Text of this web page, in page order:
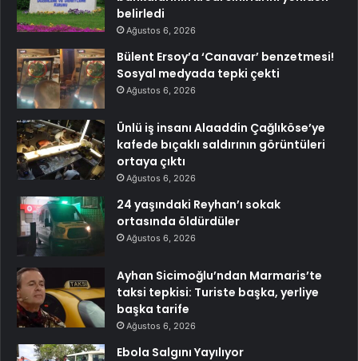
belirledi
Ağustos 6, 2026
Bülent Ersoy’a ‘Canavar’ benzetmesi!
Sosyal medyada tepki çekti
Ağustos 6, 2026
Ünlü iş insanı Alaaddin Çağlıköse’ye
kafede bıçaklı saldırının görüntüleri
ortaya çıktı
Ağustos 6, 2026
24 yaşındaki Reyhan’ı sokak
ortasında öldürdüler
Ağustos 6, 2026
Ayhan Sicimoğlu’ndan Marmaris’te
taksi tepkisi: Turiste başka, yerliye
başka tarife
Ağustos 6, 2026
Ebola Salgını Yayılıyor